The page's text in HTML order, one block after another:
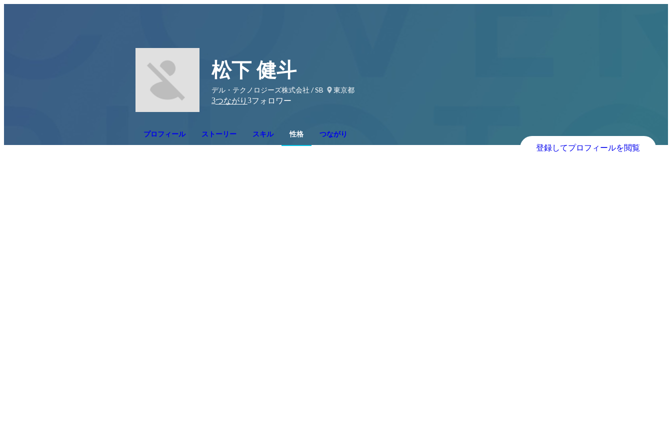
松下 健斗
デル・テクノロジーズ株式会社 / SB
東京都
3つながり 3フォロワー
プロフィール ストーリー スキル 性格 つながり
登録してプロフィールを閲覧